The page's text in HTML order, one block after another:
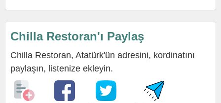
Chilla Restoran'ı Paylaş
Chilla Restoran, Atatürk'ün adresini, kordinatını
paylaşın, listenize ekleyin.